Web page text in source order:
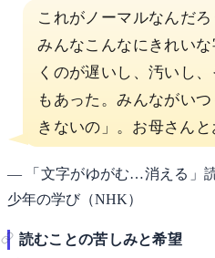
これがノーマルなんだ
みんなこんなにきれい
くのが遅いし、汚いし
もあった。みんながい
きないの」。お母さんと
— 「文字がゆがむ…消える」
少年の学び（NHK）
読むことの苦しみと希望